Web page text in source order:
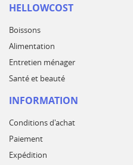
HELLOWCOST
Boissons
Alimentation
Entretien ménager
Santé et beauté
INFORMATION
Conditions d'achat
Paiement
Expédition